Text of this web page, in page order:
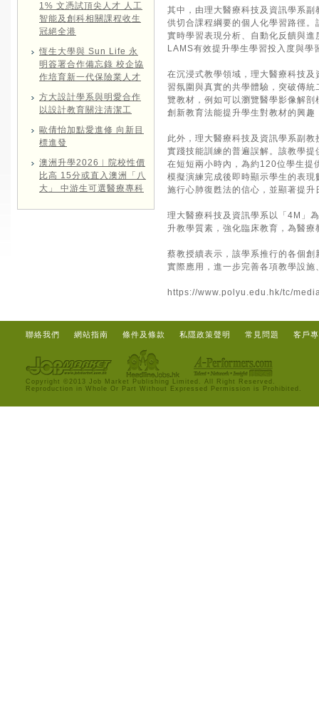
1% 文憑試頂尖人才 人工
智能及創科相關課程收生
冠絕全港
恆生大學與 Sun Life 永
明簽署合作備忘錄 校企協
作培育新一代保險業人才
方大設計學系與明愛合作
以設計教育關注清潔工
歐倩怡加點愛進修 向新目
標進發
澳洲升學2026︱院校性價
比高 15分或直入澳洲「八
大」 中游生可選醫療專科
其中，由理大醫療科技及資訊學系
供切合課程綱要的個人化學習路徑
實時學習表現分析、自動化反饋與
LAMS有效提升學生學習投入度與學
在沉浸式教學領域，理大醫療科技
習氛圍與真實的共學體驗，突破傳
覽教材，例如可以瀏覽醫學影像解
創新教育法能提升學生對教材的興
此外，理大醫療科技及資訊學系副
實踐技能訓練的普遍誤解。該教學
在短短兩小時內，為約120位學生提
模擬演練完成後即時顯示學生的表
施行心肺復甦法的信心，並顯著提
理大醫療科技及資訊學系以「4M」
升教學質素，強化臨床教育，為醫
蔡教授續表示，該學系推行的各個
實際應用，進一步完善各項教學設
https://www.polyu.edu.hk/tc/
聯絡我們 網站指南 條件及條款 私隱政策聲明 常見問題 客戶
Copyright ©2013 Job Market Publishing Limited. All Right Reserved.
Reproduction in Whole Or Part Without Expressed Permission is Prohibited.